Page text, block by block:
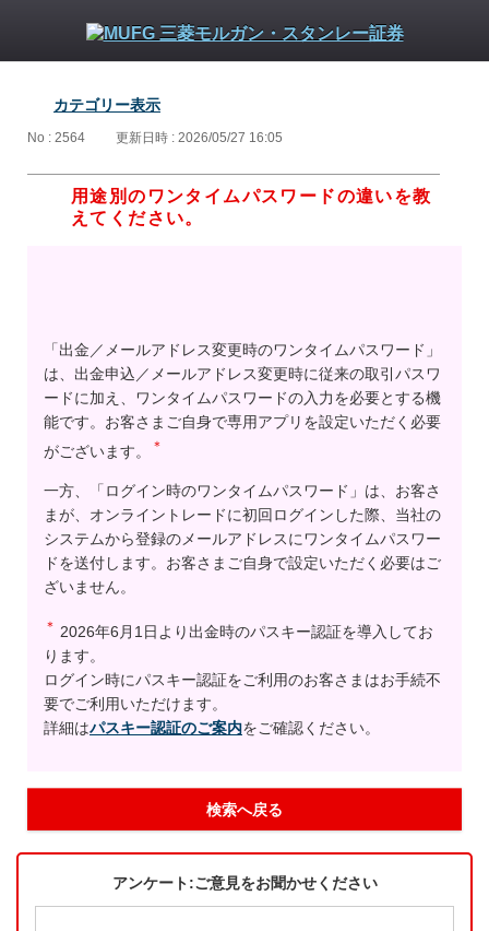
カテゴリー表示
No : 2564 更新日時 : 2026/05/27 16:05
用途別のワンタイムパスワードの違いを教
えてください。
「出金／メールアドレス変更時のワンタイムパスワード」
は、出金申込／メールアドレス変更時に従来の取引パスワ
ードに加え、ワンタイムパスワードの入力を必要とする機
能です。お客さまご自身で専用アプリを設定いただく必要
がございます。
＊
一方、「ログイン時のワンタイムパスワード」は、お客さ
まが、オンライントレードに初回ログインした際、当社の
システムから登録のメールアドレスにワンタイムパスワー
ドを送付します。お客さまご自身で設定いただく必要はご
ざいません。
＊ 2026年6月1日より出金時のパスキー認証を導入してお
ります。
ログイン時にパスキー認証をご利用のお客さまはお手続不
要でご利用いただけます。
詳細はパスキー認証のご案内をご確認ください。
検索へ戻る
アンケート:ご意見をお聞かせください